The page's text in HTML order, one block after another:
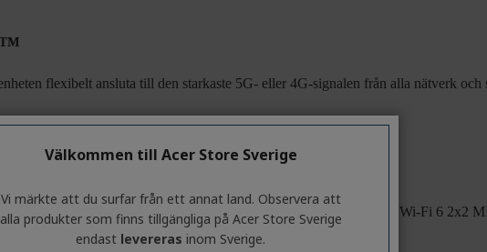
Välkommen till Acer Store Sverige
Vi märkte att du surfar från ett annat land. Observera att
alla produkter som finns tillgängliga på Acer Store Sverige
endast levereras inom Sverige.